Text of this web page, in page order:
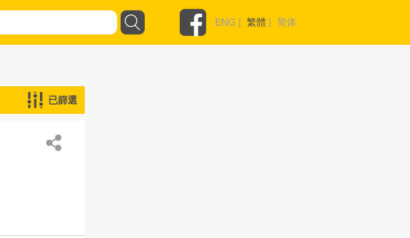
ENG | 繁體 | 简体
已篩選